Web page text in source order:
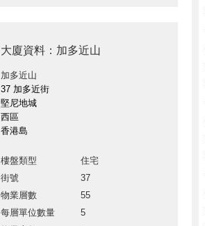
大廈資料：加多近山
加多近山
37 加多近街
堅尼地城
西區
香港島
樓盤類型
住宅
街號
37
物業層數
55
每層單位數量
5